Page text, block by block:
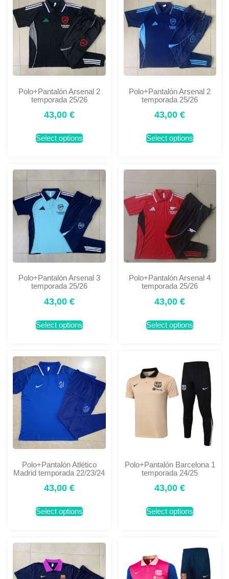
Polo+Pantalón Arsenal 2
temporada 25/26
43,00 €
Select options
Polo+Pantalón Arsenal 2
temporada 25/26
43,00€
Select options
Polo+Pantalón Arsenal 3
temporada 25/26
43,00 €
Select options
Polo+Pantalón Arsenal 4
temporada 25/26
43,00€
Select options
Polo+Pantalón Atlético
Madrid temporada 22/23/24
43,00 €
Select options
Polo+Pantalón Barcelona 1
temporada 24/25
43,00€
Select options